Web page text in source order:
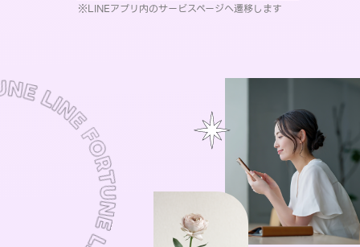
※LINEアプリ内のサービスページへ遷移します